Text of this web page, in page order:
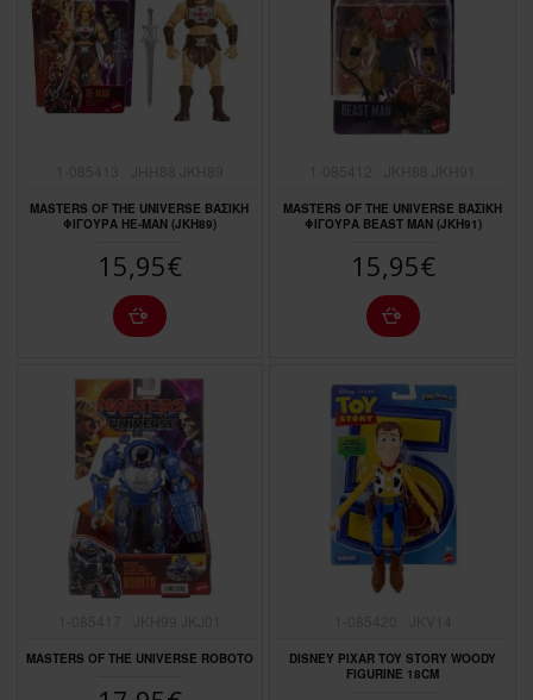
MASTERS OF THE UNIVERSE ΒΑΣΙΚΗ
ΦΙΓΟΥΡΑ HE-MAN (JKH89)
15,95€
MASTERS OF THE UNIVERSE ΒΑΣΙΚΗ
ΦΙΓΟΥΡΑ BEAST MAN (JKH91)
15,95€
MASTERS OF THE UNIVERSE ROBOTO
DISNEY PIXAR TOY STORY WOODY
FIGURINE 18CM